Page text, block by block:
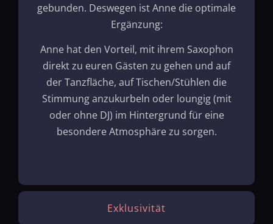
Exklusivität
gebunden. Deswegen ist Anne die optimale
Ergänzung:
Anne hat den Vorteil, mit ihrem Saxophon
direkt zu euren Gästen zu gehen und auf
der Tanzfläche, auf Tischen/Stühlen die
Stimmung anzukurbeln oder loungig (mit
oder ohne DJ) im Hintergrund für eine
besondere Atmosphäre zu sorgen.